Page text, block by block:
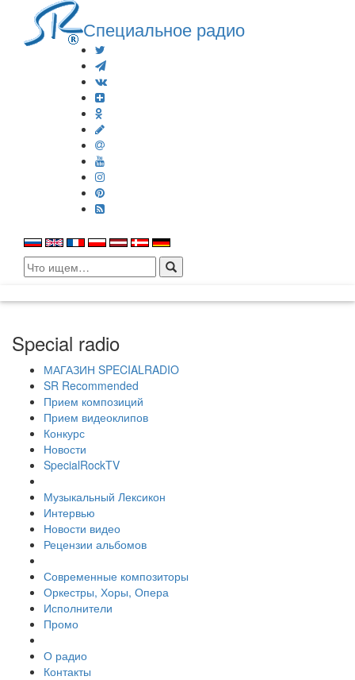
Специальное радио
Search
for:
Special radio
МАГАЗИН SPECIALRADIO
SR Recommended
Прием композиций
Прием видеоклипов
Конкурс
Новости
SpecialRockTV
Музыкальный Лексикон
Интервью
Новости видео
Рецензии альбомов
Современные композиторы
Оркестры, Хоры, Опера
Исполнители
Промо
О радио
Контакты